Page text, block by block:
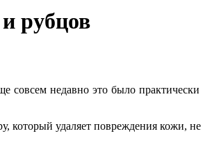
рубцов
совсем недавно это было
который удаляет повреждения кожи, не